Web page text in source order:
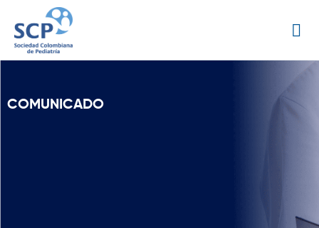
COMUNICADO